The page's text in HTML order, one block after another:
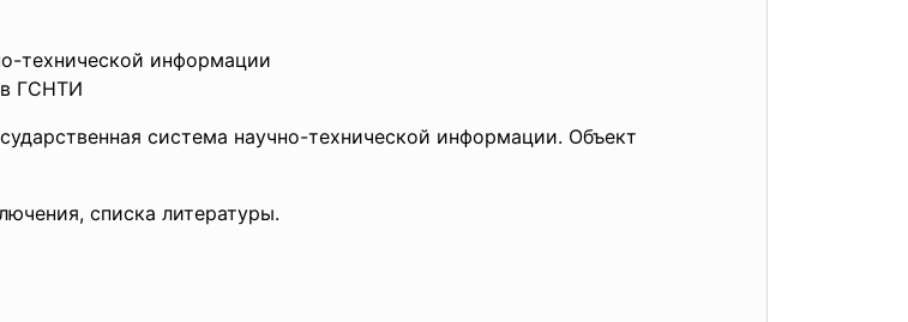
технической информации
ГСНТИ
система научно-технической информации. Объект
списка литературы.